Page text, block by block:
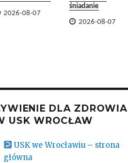
2026-08-07
śniadanie
 2026-08-07
DLA ZDROWIA
USK WROCŁAW
USK we Wrocławiu – strona
główna